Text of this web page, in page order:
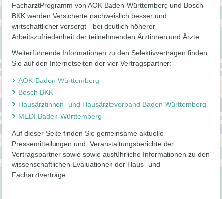
FacharztProgramm von AOK Baden-Württemberg und Bosch
BKK werden Versicherte nachweislich besser und
wirtschaftlicher versorgt - bei deutlich höherer
Arbeitszufriedenheit der teilnehmenden Ärztinnen und Ärzte.
Weiterführende Informationen zu den Selektivverträgen finden
Sie auf den Internetseiten der vier Vertragspartner:
AOK-Baden-Württemberg
Bosch BKK
Hausärztinnen- und Hausärzteverband Baden-Württemberg
MEDI Baden-Württemberg
Auf dieser Seite finden Sie gemeinsame aktuelle
Pressemitteilungen und Veranstaltungsberichte der
Vertragspartner sowie sowie ausführliche Informationen zu den
wissenschaftlichen Evaluationen der Haus- und
Facharztverträge.